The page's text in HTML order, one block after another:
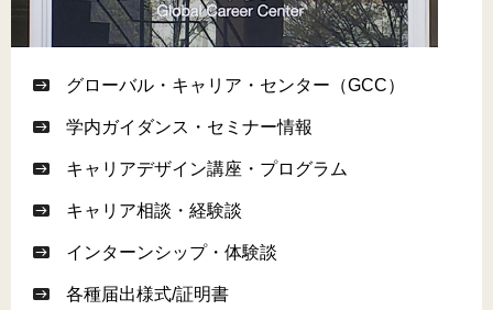
グローバル・キャリア・センター（GCC）
学内ガイダンス・セミナー情報
キャリアデザイン講座・プログラム
キャリア相談・経験談
インターンシップ・体験談
各種届出様式/証明書